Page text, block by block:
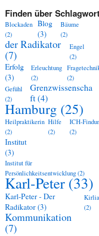
Finden über
Blockaden
(2)
Blog
(3)
Bäume
(2)
der Radikator
(7)
Engel
(2)
Erfolg
(3)
Erleuchtung
(2)
(2)
Gefühl
(2)
Grenzwissenscha
ft(4)
Hamburg (25)
Heilpraktikerin
(2)
Hilfe
(2)
ICH-
(2)
Institut
(3)
Institut für
Persönlichkeitsentwicklung(2)
Karl-Peter (33)
Karl-Peter - Der
Radikator (3)
(2)
Kommunikation
(7)